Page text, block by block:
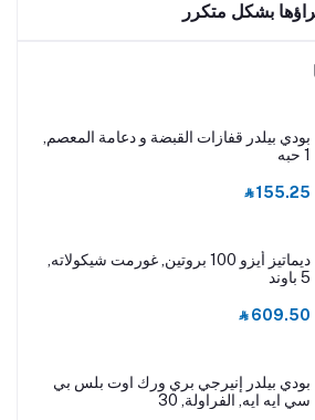
بشكل متكرر
بودي بيلدر قفازات القبضة و دعامة المعصم,
1 حبه
‎⃁ 155.25
ديماتيز أيزو 100 بروتين, غورمت شيكولاته,
5 باوند
‎⃁ 609.50
بودي بيلدر إنيرجي بري ورك اوت بلس بي
سي ايه ايه, الفراولة, 30